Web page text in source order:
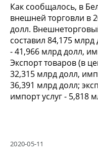
Как сообщалось, в
внешней торговли в
долл.
составил 84,175 млрд
- 41,966 млрд долл,
Экспорт товаров (в
32,315 млрд долл,
36,391 млрд долл;
импорт услуг - 5,818
2020-05-11